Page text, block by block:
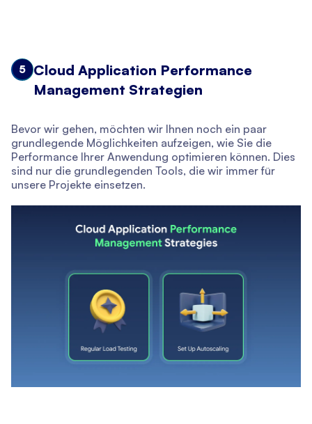
5
Cloud Application Performance
Management Strategien
Bevor wir gehen, möchten wir Ihnen noch ein paar
grundlegende Möglichkeiten aufzeigen, wie Sie die
Performance Ihrer Anwendung optimieren können. Dies
sind nur die grundlegenden Tools, die wir immer für
unsere Projekte einsetzen.